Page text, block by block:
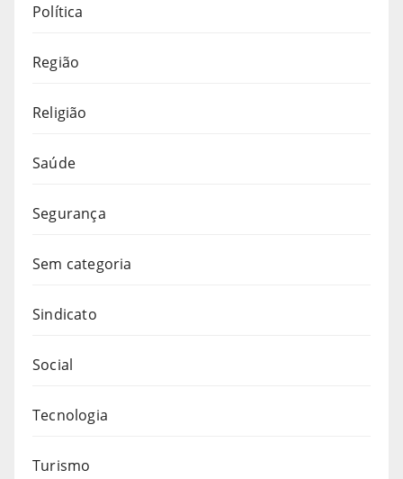
Política
Região
Religião
Saúde
Segurança
Sem categoria
Sindicato
Social
Tecnologia
Turismo